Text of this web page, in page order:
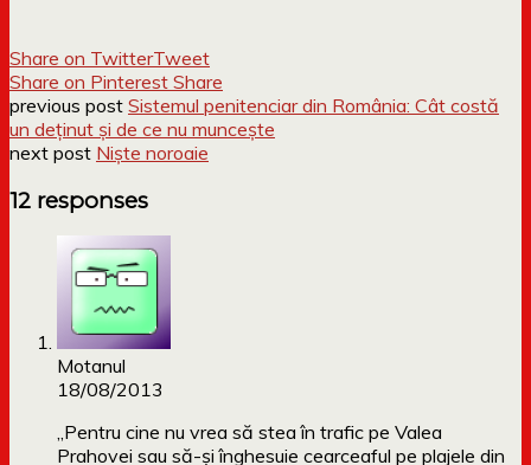
Share on TwitterTweet
Share on Pinterest Share
previous post Sistemul penitenciar din România: Cât costă
un deținut și de ce nu muncește
next post Nişte noroaie
12 responses
Motanul
18/08/2013
„Pentru cine nu vrea să stea în trafic pe Valea
Prahovei sau să-și înghesuie cearceaful pe plajele din